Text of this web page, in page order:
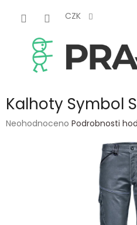
CZK
Kalhoty Symbol
Průměrné
Neohodnoceno Podrobnosti